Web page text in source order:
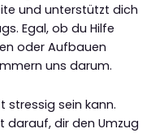
und unterstützt dich
Egal, ob du Hilfe
oder Aufbauen
uns darum.
stressig sein kann.
darauf, dir den Umzug